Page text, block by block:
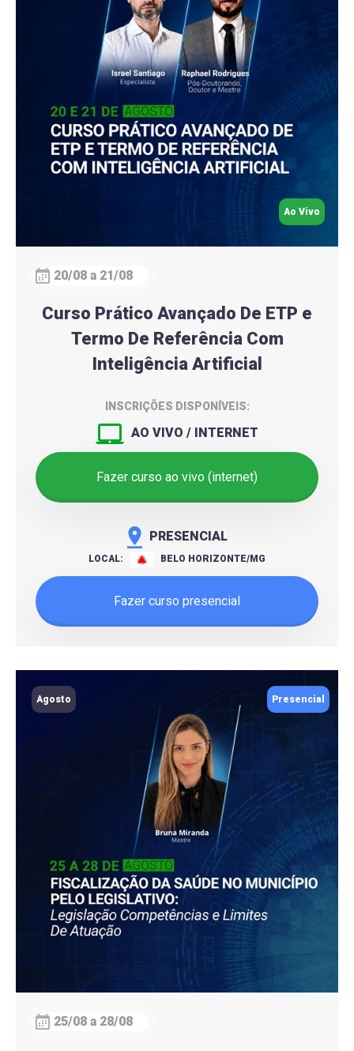
Ao Vivo
20/08 a 21/08
Curso Prático Avançado De ETP e
Termo De Referência Com
Inteligência Artificial
INSCRIÇÕES DISPONÍVEIS:
AO VIVO / INTERNET
Fazer curso ao vivo (internet)
PRESENCIAL
LOCAL: BELO HORIZONTE/MG
Fazer curso presencial
Agosto Presencial
25/08 a 28/08